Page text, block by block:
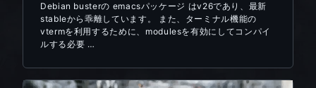
Debian busterの emacsパッケージ はv26であり、最新
stableから乖離しています。 また、ターミナル機能の
vtermを利用するために、modulesを有効にしてコンパイ
ルする必要 …